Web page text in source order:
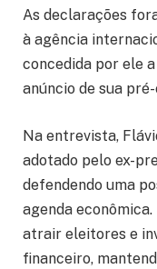
As declarações
à agência
concedida por ele
anúncio de sua
Na entrevista,
adotado pelo ex-
defendendo uma
agenda
atrair eleitores e
financeiro,